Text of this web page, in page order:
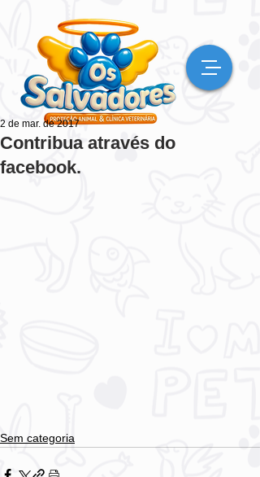
Contribua através do
facebook.
2 de mar. de 2017
Sem categoria